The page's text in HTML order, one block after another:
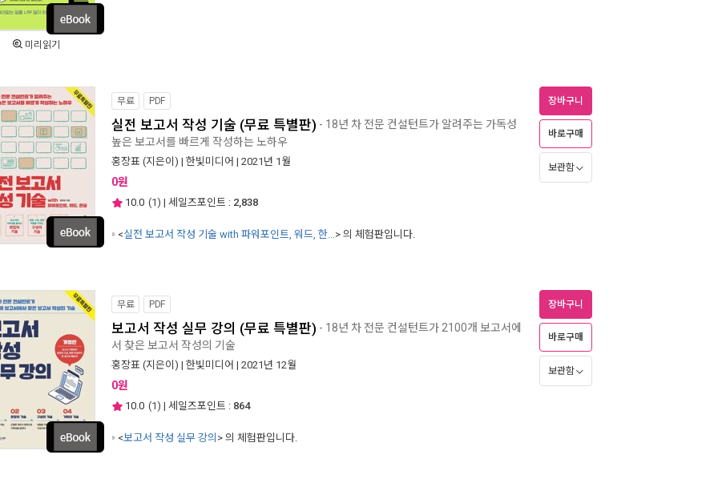
미리읽기
무료 PDF
실전 보고서 작성 기술 (무료 특별판) - 18년 차 전문 컨설턴트가 알려주는 가독성
높은 보고서를 빠르게 작성하는 노하우
홍장표 (지은이) | 한빛미디어 | 2021년 1월
0원
10.0 (1) | 세일즈포인트 : 2,838
<실전 보고서 작성 기술 with 파워포인트, 워드, 한...> 의 체험판입니다.
장바구니
바로구매
보관함
무료 PDF
보고서 작성 실무 강의 (무료 특별판) - 18년 차 전문 컨설턴트가 2100개 보고서에
서 찾은 보고서 작성의 기술
홍장표 (지은이) | 한빛미디어 | 2021년 12월
0원
10.0 (1) | 세일즈포인트 : 864
<보고서 작성 실무 강의 > 의 체험판입니다.
장바구니
바로구매
보관함